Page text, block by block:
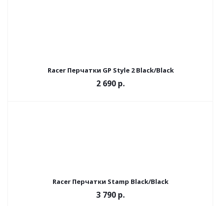
Racer Перчатки GP Style 2 Black/Black
2 690 р.
Racer Перчатки Stamp Black/Black
3 790 р.